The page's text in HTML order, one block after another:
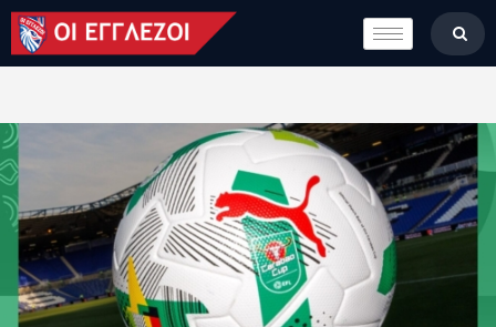
LONDON CALLING
ΚΑΤΗΓΟΡΙΕΣ
ΒΑΘΜΟΛΟΓΙΕΣ
ΟΜΑΔΕΣ
ΠΟΙΟΙ ΕΙΜΑΣΤΕ